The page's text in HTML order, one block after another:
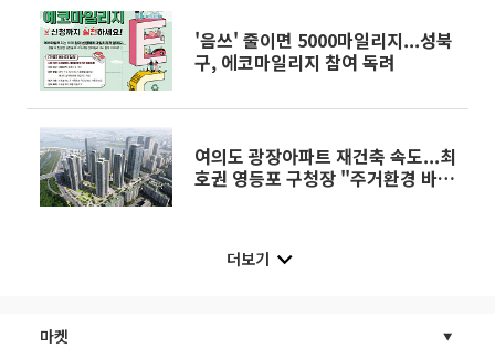
'음쓰' 줄이면 5000마일리지...성북
구, 에코마일리지 참여 독려
여의도 광장아파트 재건축 속도...최
호권 영등포 구청장 "주거환경 바꾸
더보기
마켓